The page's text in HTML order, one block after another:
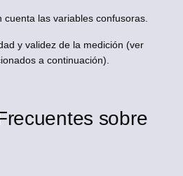
cuenta las variables confusoras.
y validez de la medición (ver
a continuación).
sobre